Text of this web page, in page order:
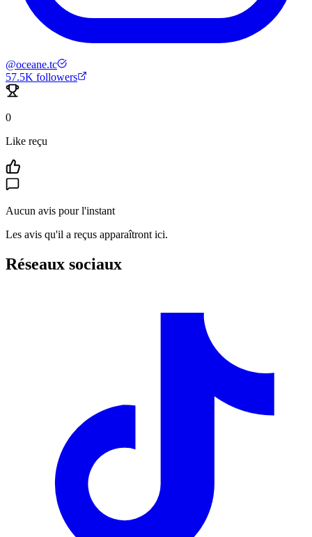
@oceane.tc
57.5K followers
0
Like reçu
Aucun avis pour l'instant
Les avis qu'il a reçus apparaîtront ici.
Réseaux sociaux